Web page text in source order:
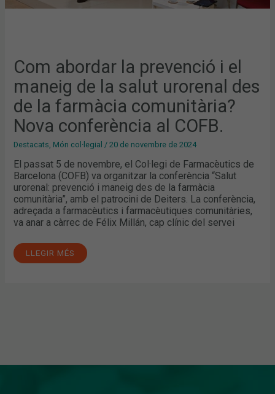
Com abordar la prevenció i el
maneig de la salut urorenal des
de la farmàcia comunitària?
Nova conferència al COFB.
Destacats, Món col·legial /20 de novembre de 2024
El passat 5 de novembre, el Col·legi de Farmacèutics de
Barcelona (COFB) va organitzar la conferència “Salut
urorenal: prevenció i maneig des de la farmàcia
comunitària”, amb el patrocini de Deiters. La conferència,
adreçada a farmacèutics i farmacèutiques comunitàries,
va anar a càrrec de Félix Millán, cap clínic del servei
CONFERÈNCIA
LLEGIR MÉS